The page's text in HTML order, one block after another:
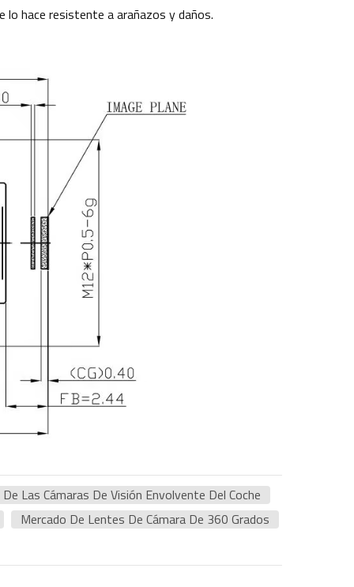
lo hace resistente a arañazos y daños.
Las Cámaras De Visión Envolvente Del Coche
Mercado De Lentes De Cámara De 360 Grados